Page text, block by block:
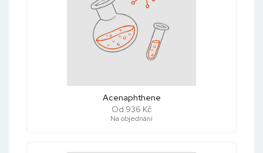
Acenaphthene
Od 936 Kč
Na objednání